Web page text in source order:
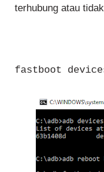
terhubung atau
fastboot